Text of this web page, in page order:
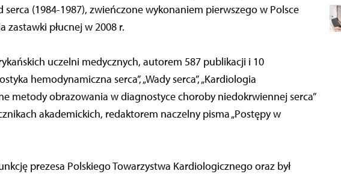
(1984-1987), zwieńczone wykonaniem pierwszego w Polsce
zastawki płucnej w 2008 r.
uczelni medycznych, autorem 587 publikacji i 10
hemodynamiczna serca”, „Wady serca”, „Kardiologia
metody obrazowania w diagnostyce choroby niedokrwiennej serca”
akademickich, redaktorem naczelny pisma „Postępy w
prezesa Polskiego Towarzystwa Kardiologicznego oraz był